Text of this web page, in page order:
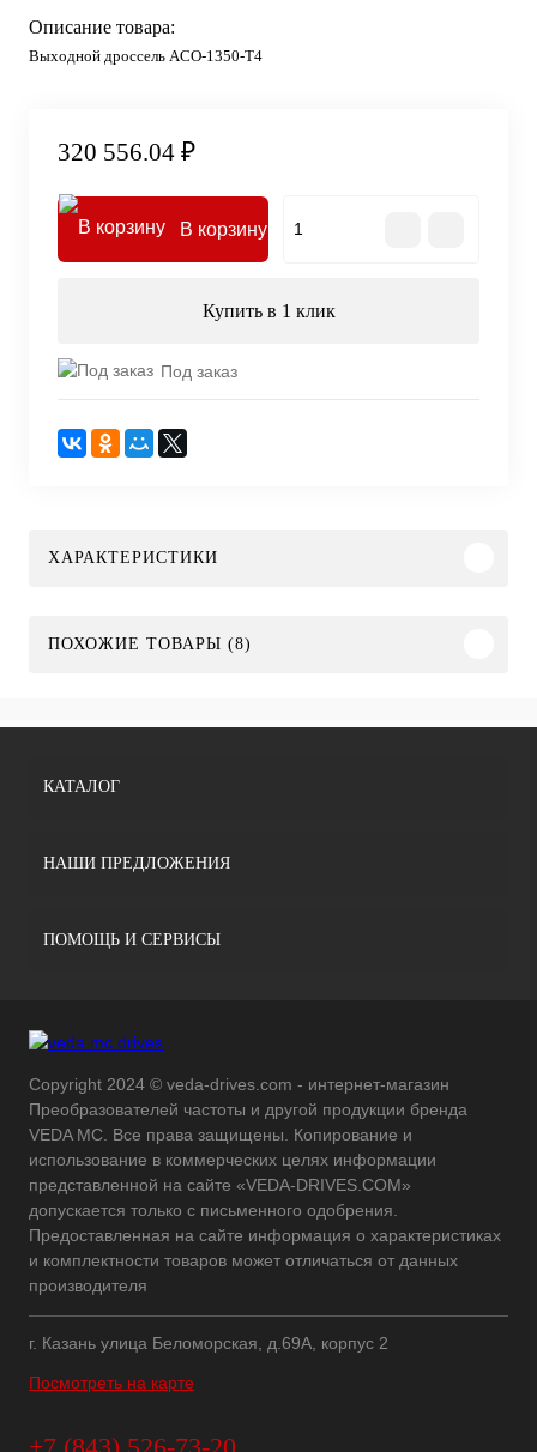
Описание товара:
Выходной дроссель ACO-1350-T4
320 556.04 ₽
В корзину
Купить в 1 клик
Под заказ
ХАРАКТЕРИСТИКИ
ПОХОЖИЕ ТОВАРЫ (8)
КАТАЛОГ
НАШИ ПРЕДЛОЖЕНИЯ
ПОМОЩЬ И СЕРВИСЫ
Copyright 2024 © veda-drives.com - интернет-магазин
Преобразователей частоты и другой продукции бренда
VEDA MC. Все права защищены. Копирование и
использование в коммерческих целях информации
представленной на сайте «VEDA-DRIVES.COM»
допускается только с письменного одобрения.
Предоставленная на сайте информация о характеристиках
и комплектности товаров может отличаться от данных
производителя
г. Казань улица Беломорская, д.69А, корпус 2
Посмотреть на карте